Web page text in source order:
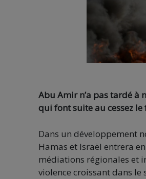
Abu Amir n’a pas tardé à
qui font suite au cessez le
Dans un développement
Hamas et Israël entrera
médiations régionales et
violence croissant dans le